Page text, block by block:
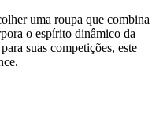
uma roupa que combina
o espírito dinâmico da
suas competições, este